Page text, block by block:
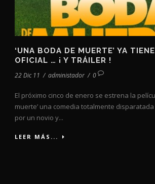
‘UNA BODA DE MUERTE’ YA
OFICIAL … ¡ Y TRÁILER !
22 Dic 11 / administador / 0
El próximo cinco de enero se estrena la
muerte’ una comedia totalmente
por un novio y...
LEER MÁS...